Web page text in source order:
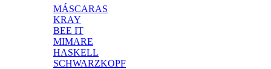
MÁSCARAS
KRAY
BEE IT
MIMARE
HASKELL
SCHWARZKOPF